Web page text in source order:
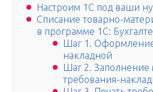
Настроим 1C под ваши
Списание товарно-
в программе 1С:
Шаг 1.
накладной
Шаг 2. Заполнение
требования-